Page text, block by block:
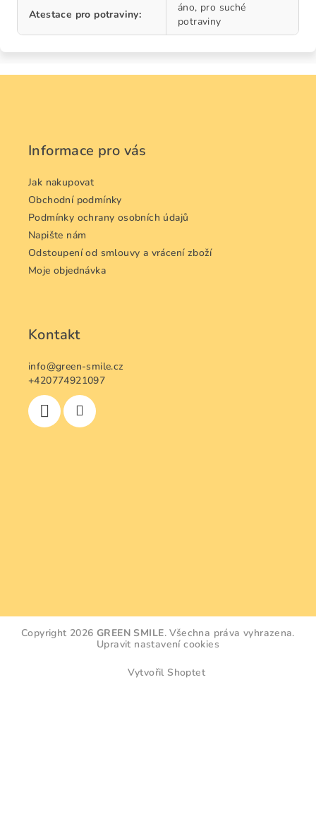
Atestace pro potraviny:
áno, pro suché
potraviny
Informace pro vás
Jak nakupovat
Obchodní podmínky
Podmínky ochrany osobních údajů
Napište nám
Odstoupení od smlouvy a vrácení zboží
Moje objednávka
Kontakt
info@green-smile.cz
+420774921097
Copyright 2026GREEN SMILE. Všechna práva vyhrazena.
Upravit nastavení cookies
Vytvořil Shoptet